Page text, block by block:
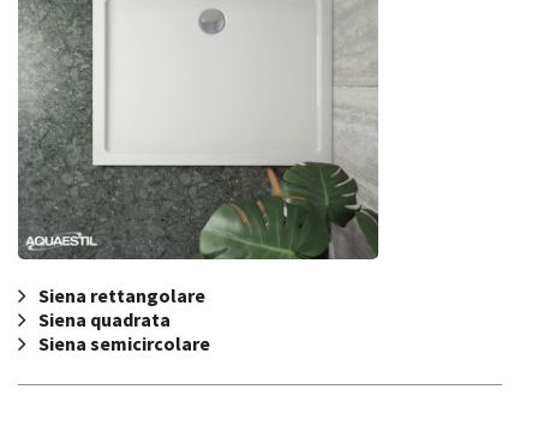
Siena rettangolare
Siena quadrata
Siena semicircolare